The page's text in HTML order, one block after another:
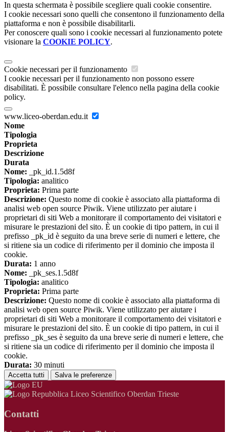
In questa schermata è possibile scegliere quali cookie consentire.
I cookie necessari sono quelli che consentono il funzionamento della
piattaforma e non è possibile disabilitarli.
Per conoscere quali sono i cookie necessari al funzionamento potete
visionare la COOKIE POLICY.
Cookie necessari per il funzionamento
I cookie necessari per il funzionamento non possono essere
disabilitati. È possibile consultare l'elenco nella pagina della cookie
policy.
www.liceo-oberdan.edu.it
Nome
Tipologia
Proprieta
Descrizione
Durata
Nome: _pk_id.1.5d8f
Tipologia: analitico
Proprieta: Prima parte
Descrizione: Questo nome di cookie è associato alla piattaforma di
analisi web open source Piwik. Viene utilizzato per aiutare i
proprietari di siti Web a monitorare il comportamento dei visitatori e
misurare le prestazioni del sito. È un cookie di tipo pattern, in cui il
prefisso _pk_id è seguito da una breve serie di numeri e lettere, che
si ritiene sia un codice di riferimento per il dominio che imposta il
cookie.
Durata: 1 anno
Nome: _pk_ses.1.5d8f
Tipologia: analitico
Proprieta: Prima parte
Descrizione: Questo nome di cookie è associato alla piattaforma di
analisi web open source Piwik. Viene utilizzato per aiutare i
proprietari di siti Web a monitorare il comportamento dei visitatori e
misurare le prestazioni del sito. È un cookie di tipo pattern, in cui il
prefisso _pk_ses è seguito da una breve serie di numeri e lettere, che
si ritiene sia un codice di riferimento per il dominio che imposta il
cookie.
Durata: 30 minuti
Accetta tutti Salva le preferenze
Liceo Scientifico Oberdan Trieste
Contatti